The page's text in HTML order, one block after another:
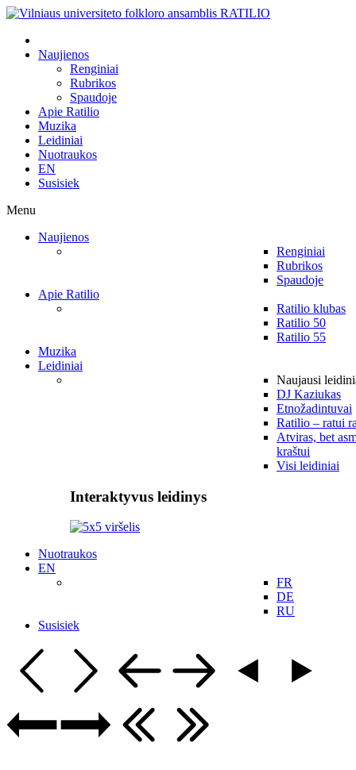
Naujienos
Renginiai
Rubrikos
Spaudoje
Apie Ratilio
Muzika
Leidiniai
Nuotraukos
EN
Susisiek
Menu
Naujienos
Renginiai
Rubrikos
Spaudoje
Apie Ratilio
Ratilio klubas
Ratilio 50
Ratilio 55
Muzika
Leidiniai
Naujausi
DJ Kaziukas
Etnožadintuvai
Ratilio – ratui
Atviras, bet
kraštui
Visi leidiniai
Interaktyvus leidinys
Nuotraukos
EN
FR
DE
RU
Susisiek